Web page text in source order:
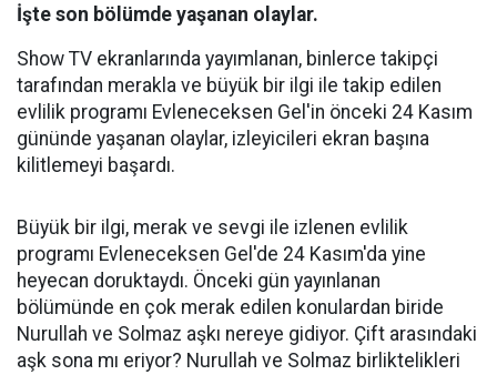
İşte son bölümde yaşanan olaylar.
Show TV ekranlarında yayımlanan, binlerce takipçi
tarafından merakla ve büyük bir ilgi ile takip edilen
evlilik programı Evleneceksen Gel'in önceki 24 Kasım
gününde yaşanan olaylar, izleyicileri ekran başına
kilitlemeyi başardı.
Büyük bir ilgi, merak ve sevgi ile izlenen evlilik
programı Evleneceksen Gel'de 24 Kasım'da yine
heyecan doruktaydı. Önceki gün yayınlanan
bölümünde en çok merak edilen konulardan biride
Nurullah ve Solmaz aşkı nereye gidiyor. Çift arasındaki
aşk sona mı eriyor? Nurullah ve Solmaz birliktelikleri